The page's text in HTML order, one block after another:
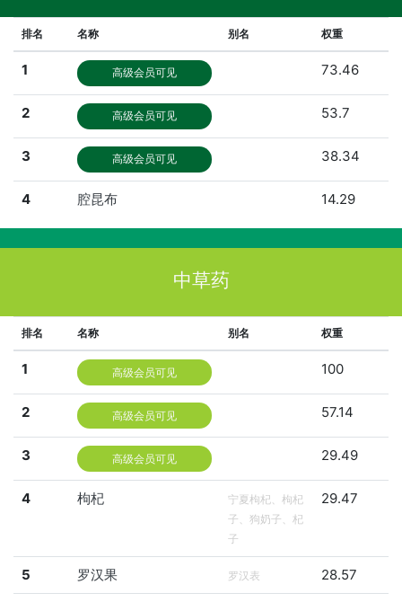
排名 名称 别名 权重
1 高级会员可见 73.46
2 高级会员可见 53.7
3 高级会员可见 38.34
4 腔昆布 14.29
中草药
排名 名称 别名 权重
1 高级会员可见 100
2 高级会员可见 57.14
3 高级会员可见 29.49
4 枸杞
宁夏枸杞、枸杞
子、狗奶子、杞
子
29.47
5 罗汉果 罗汉表 28.57